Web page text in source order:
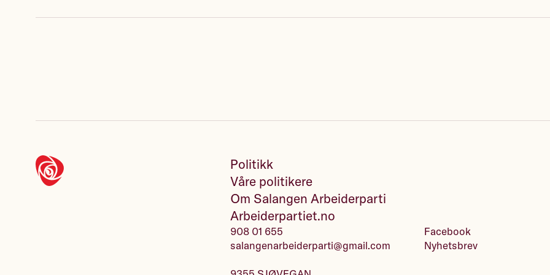
Ved å gi 10000 kr eller mer til sammen i inneværende år, offentliggjøres
kommunen jeg bor i på en liste sammen med andre givere. Dersom jeg er
frivillig lagres giverstatistikk sammen med min tidligere registrerte
Les detaljerte vilkår for betalingsløsningen Bambora.
Les Arbeiderpartiets personvernerklæring
Politikk
Våre politikere
Om Salangen Arbeiderparti
Arbeiderpartiet.no
908 01 655
salangenarbeiderparti@gmail.com
Facebook
Nyhetsbrev